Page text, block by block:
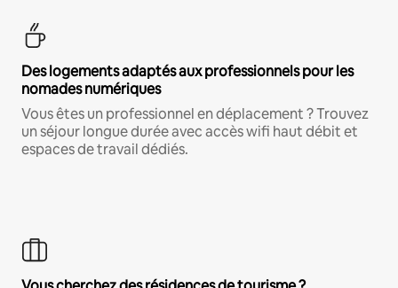
Des logements adaptés aux professionnels pour les
nomades numériques
Vous êtes un professionnel en déplacement ? Trouvez
un séjour longue durée avec accès wifi haut débit et
espaces de travail dédiés.